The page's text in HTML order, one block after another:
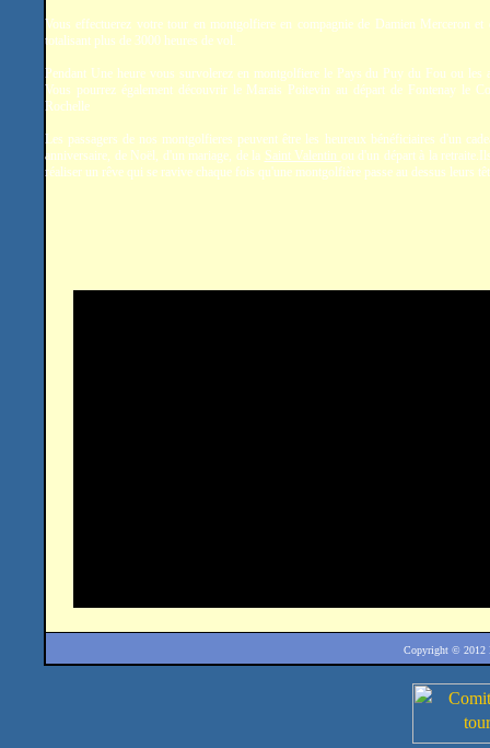
Vous effectuerez votre tour en montgolfiere en compagnie de Damien Merceron
totalisant plus de 3000 heures de vol.
Pendant Une heure vous survolerez en montgolfiere le Pays du Puy du Fou ou les
Vous pourrez également découvrir le Marais Poitevin au départ de Fontenay le
Rochelle
Les passagers de nos montgolfieres peuvent être les heureux bénéficiaires d'un
anniversaire, de Noël, d'un mariage, de la Saint Valentin ou d'un départ à la
réaliser un rêve qui se ravive chaque fois qu'une montgolfière passe au dessus leurs
Copyright © 2012